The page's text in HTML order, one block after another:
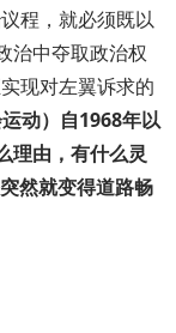
程，就必须既以
治中夺取政治权
现对左翼诉求的
动）自1968年以
理由，有什么灵
然就变得道路畅